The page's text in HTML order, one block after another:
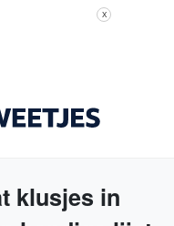
X
klusjes in